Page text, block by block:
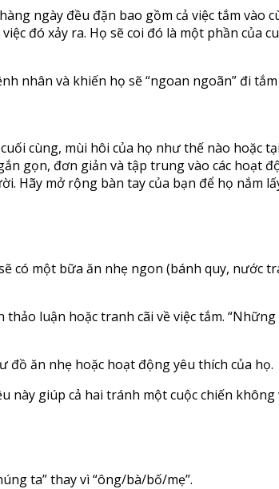
ngày đều đặn bao gồm cả việc tắm vào
đó xảy ra. Họ sẽ coi đó là một phần của
nhân và khiến họ sẽ “ngoan ngoãn” đi
cùng, mùi hôi của họ như thế nào hoặc
gọn, đơn giản và tập trung vào các hoạt
Hãy mở rộng bàn tay của bạn để họ nắm
một bữa ăn nhẹ ngon (bánh quy, nước
luận hoặc tranh cãi về việc tắm.
đồ ăn nhẹ hoặc hoạt động yêu thích của họ.
giúp cả hai tránh một cuộc chiến
ta” thay vì “ông/bà/bố/mẹ”.